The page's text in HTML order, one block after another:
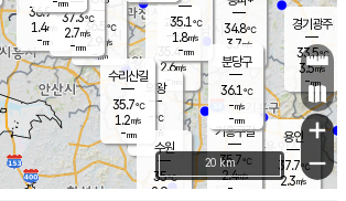
과천
35.4℃
2.6m/s
- mm
용인
37.7℃
2.3m/s
경기광주
33.5℃
3.5m/s
-mm
의왕
- ℃
m/s
mm
36.5 ℃
2.9 m/s
-mm
36.9℃
1.4m/s
-mm
37.3℃
2.7m/s
-mm
34.8℃
3.7m/s
-mm
35.1℃
1.8m/s
-mm
기흥구갈
35.7℃
2.4m/s
-
수리산길
35.7℃
1.2m/s
-mm
분당구
36.1℃
-m/s
-mm
mm
수원
35℃
2.9m/s
+
−
20 km